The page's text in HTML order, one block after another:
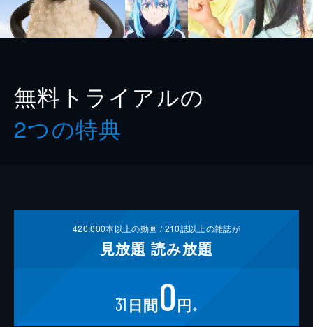
無料トライアルの
2つの特典
420,000本以上の動画 /210誌以上の雑誌が
見放題 読み放題
31 日間0円 ※